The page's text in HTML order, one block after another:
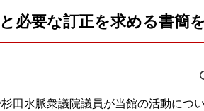
必要な訂正を求める書簡
田水脈衆議院議員が当館の活動につ